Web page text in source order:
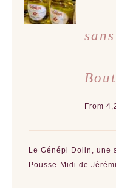
CE
PRODUIT
A
PLUSIEURS
PRODUIT
/
DÉTAILS
From
Le Génépi Dolin, une
Pousse-Midi de